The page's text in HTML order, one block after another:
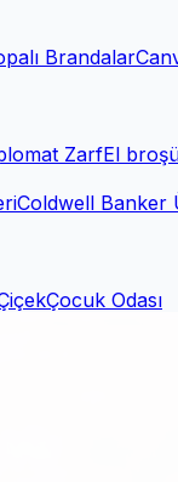
Brandalar
ZarfEl
Coldwell Banker
Çocuk Odası